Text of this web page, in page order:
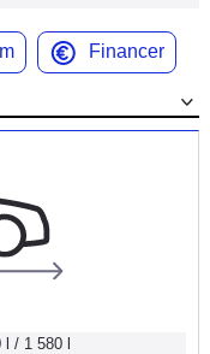
Financer
l / 1 580 l